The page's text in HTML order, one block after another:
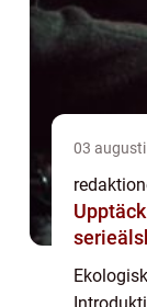
03